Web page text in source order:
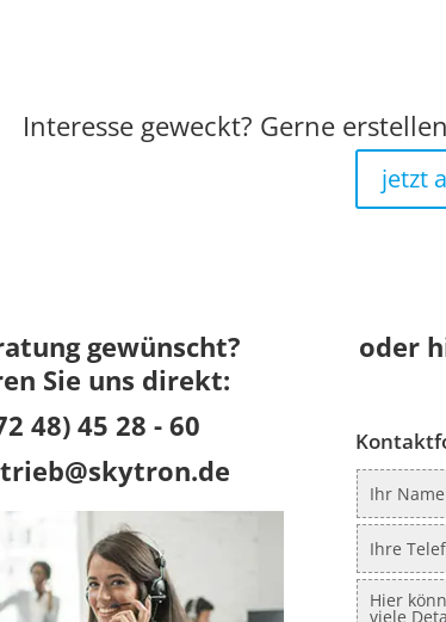
Interesse geweckt? Gerne
jetzt
gewünscht?
Sie uns direkt:
48) 45 28 - 60
oder